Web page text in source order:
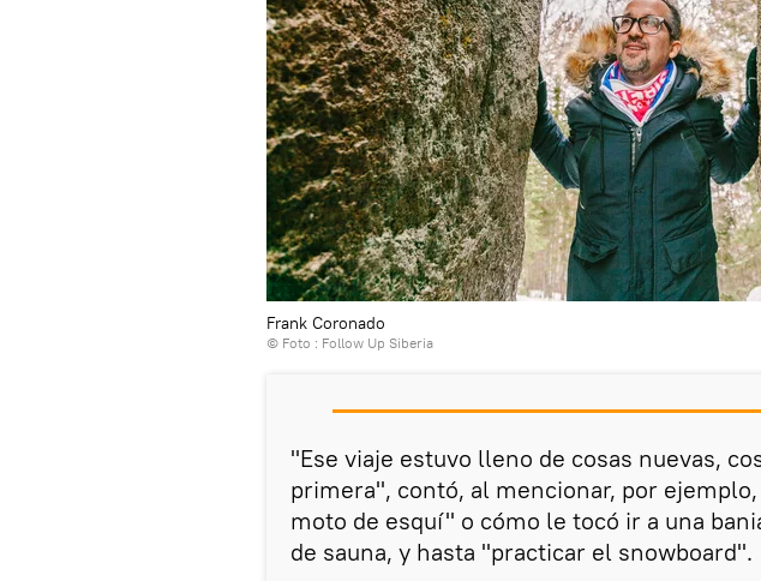
Frank Coronado
© Foto : Follow Up Siberia
"Ese viaje estuvo lleno de cosas nuevas,
primera", contó, al mencionar, por
moto de esquí" o cómo le tocó ir a una
de sauna, y hasta "practicar el snowboard".